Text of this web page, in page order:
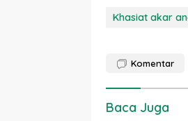
Khasiat akar
Komentar
Baca Juga